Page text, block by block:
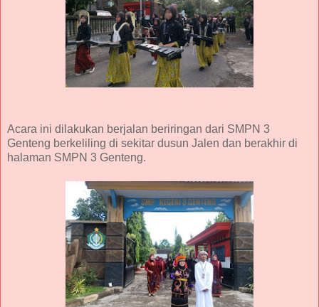
Acara ini dilakukan berjalan beriringan dari SMPN 3
Genteng berkeliling di sekitar dusun Jalen dan berakhir di
halaman SMPN 3 Genteng.